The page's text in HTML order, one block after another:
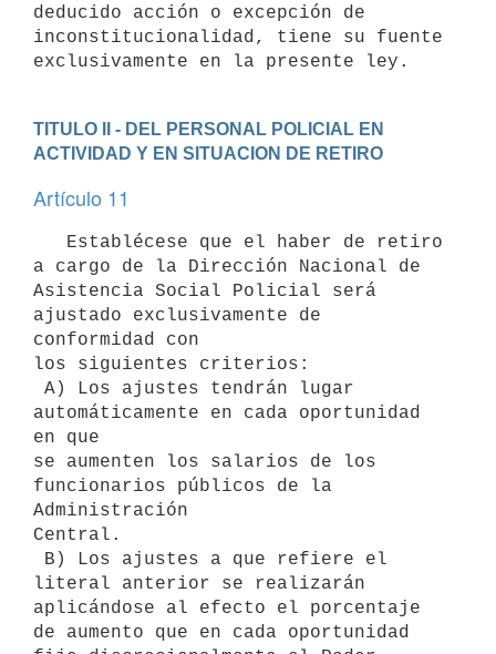
deducido acción o excepción de
inconstitucionalidad, tiene su fuente
TITULO II - DEL PERSONAL POLICIAL EN
ACTIVIDAD Y EN SITUACION DE RETIRO
Artículo 11
a cargo de la Dirección Nacional de
Asistencia Social Policial será
ajustado exclusivamente de
conformidad con
los siguientes criterios:
automáticamente en cada oportunidad
en que
se aumenten los salarios de los
funcionarios públicos de la
Administración
Central.
literal anterior se realizarán
aplicándose al efecto el porcentaje
de aumento que en cada oportunidad